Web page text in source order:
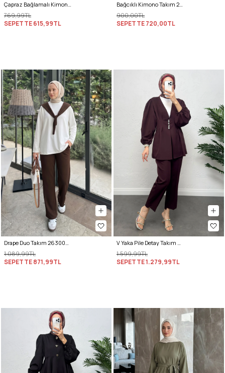
Çapraz Bağlamalı Kimono Takım 43457 - MAVİ
769,99TL
SEPETTE615,99TL
Bağcıklı Kimono Takım 26610 - BİSKÜVİ
900,00TL
SEPETTE720,00TL
Drape Duo Takım 263006 - KOYU KAHVE
1.089,99TL
SEPETTE871,99TL
V Yaka Pile Detay Takım 0077 - BORDO
1.599,99TL
SEPETTE1.279,99TL